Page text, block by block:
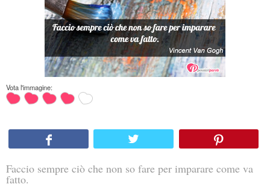
Vota l'immagine:
Faccio sempre ciò che non so fare per imparare come va
fatto.